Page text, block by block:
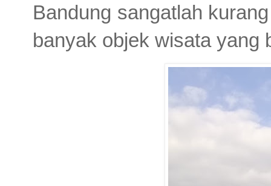
Bandung sangatlah
banyak objek wisata